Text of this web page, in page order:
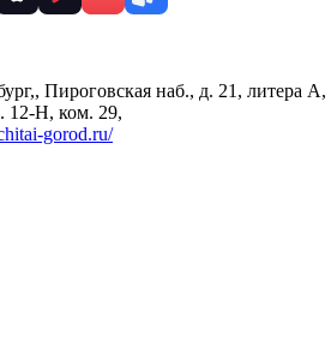
, Пироговская наб., д. 21, литера А,
12-Н, ком. 29,
gorod.ru/